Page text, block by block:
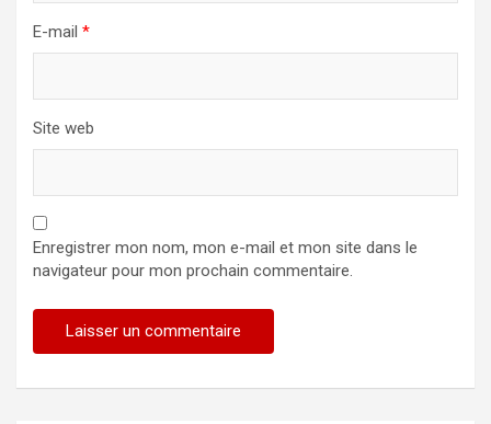
E-mail *
Site web
Enregistrer mon nom, mon e-mail et mon site dans le
navigateur pour mon prochain commentaire.